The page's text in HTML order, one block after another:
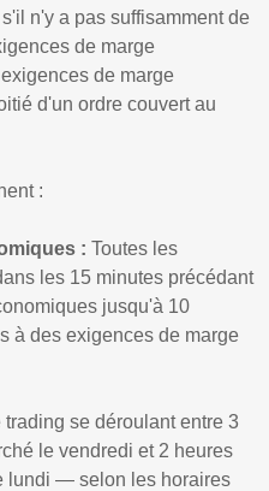
n'y a pas suffisamment de
de marge
de marge
d'un ordre couvert au
:
: Toutes les
les 15 minutes précédant
jusqu'à 10
à des exigences de marge
trading se déroulant entre 3
le vendredi et 2 heures
lundi — selon les horaires